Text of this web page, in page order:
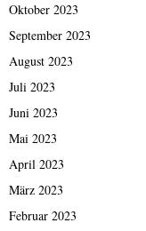
Oktober 2023
September 2023
August 2023
Juli 2023
Juni 2023
Mai 2023
April 2023
März 2023
Februar 2023